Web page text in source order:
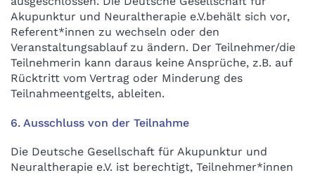
Akupunktur und Neuraltherapie e.V.behält sich vor,
Referent*innen zu wechseln oder den
Veranstaltungsablauf zu ändern. Der Teilnehmer/die
Teilnehmerin kann daraus keine Ansprüche, z.B. auf
Rücktritt vom Vertrag oder Minderung des
Teilnahmeentgelts, ableiten.
6. Ausschluss von der Teilnahme
Die Deutsche Gesellschaft für Akupunktur und
Neuraltherapie e.V. ist berechtigt, Teilnehmer*innen